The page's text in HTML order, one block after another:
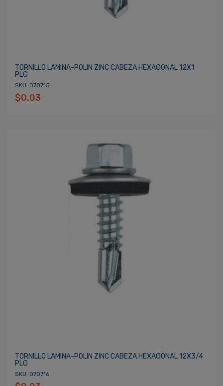
TORNILLO LAMINA-POLIN ZINC CABEZA HEXAGONAL 12X1
PLG
SKU: 070715
$0.03
TORNILLO LAMINA-POLIN ZINC CABEZA HEXAGONAL 12X3/4
PLG
SKU: 070716